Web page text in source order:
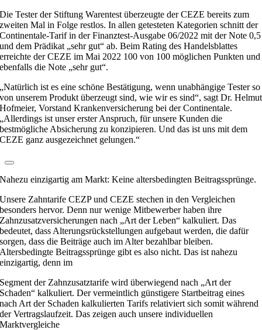
Die Tester der Stiftung Warentest überzeugte der CEZE bereits zum
zweiten Mal in Folge restlos. In allen getesteten Kategorien schnitt der
Continentale-Tarif in der Finanztest-Ausgabe 06/2022 mit der Note 0,5
und dem Prädikat „sehr gut“ ab. Beim Rating des Handelsblattes
erreichte der CEZE im Mai 2022 100 von 100 möglichen Punkten und
ebenfalls die Note „sehr gut“.
„Natürlich ist es eine schöne Bestätigung, wenn unabhängige Tester so
von unserem Produkt überzeugt sind, wie wir es sind“, sagt Dr. Helmut
Hofmeier, Vorstand Krankenversicherung bei der Continentale.
„Allerdings ist unser erster Anspruch, für unsere Kunden die
bestmögliche Absicherung zu konzipieren. Und das ist uns mit dem
CEZE ganz ausgezeichnet gelungen.“
Nahezu einzigartig am Markt: Keine altersbedingten Beitragssprünge.
Unsere Zahntarife CEZP und CEZE stechen in den Vergleichen
besonders hervor. Denn nur wenige Mitbewerber haben ihre
Zahnzusatzversicherungen nach „Art der Leben“ kalkuliert. Das
bedeutet, dass Alterungsrückstellungen aufgebaut werden, die dafür
sorgen, dass die Beiträge auch im Alter bezahlbar bleiben.
Altersbedingte Beitragssprünge gibt es also nicht. Das ist nahezu
einzigartig, denn im
Segment der Zahnzusatztarife wird überwiegend nach „Art der
Schaden“ kalkuliert. Der vermeintlich günstigere Startbeitrag eines
nach Art der Schaden kalkulierten Tarifs relativiert sich somit während
der Vertragslaufzeit. Das zeigen auch unsere individuellen
Marktvergleiche